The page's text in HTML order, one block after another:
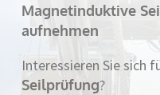
Magnetinduktive
aufnehmen
Interessieren Sie sich
Seilprüfung?